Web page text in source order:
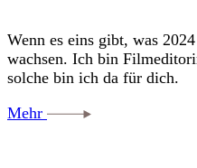
Wenn es eins gibt, was
wachsen. Ich bin
solche bin ich da für dich.
Mehr